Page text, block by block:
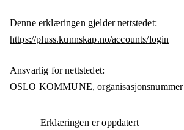
Denne erklæringen gjelder nettstedet:
https://pluss.kunnskap.no/accounts/login
Ansvarlig for nettstedet:
OSLO KOMMUNE,organisasjonsnummer
Erklæringen er oppdatert